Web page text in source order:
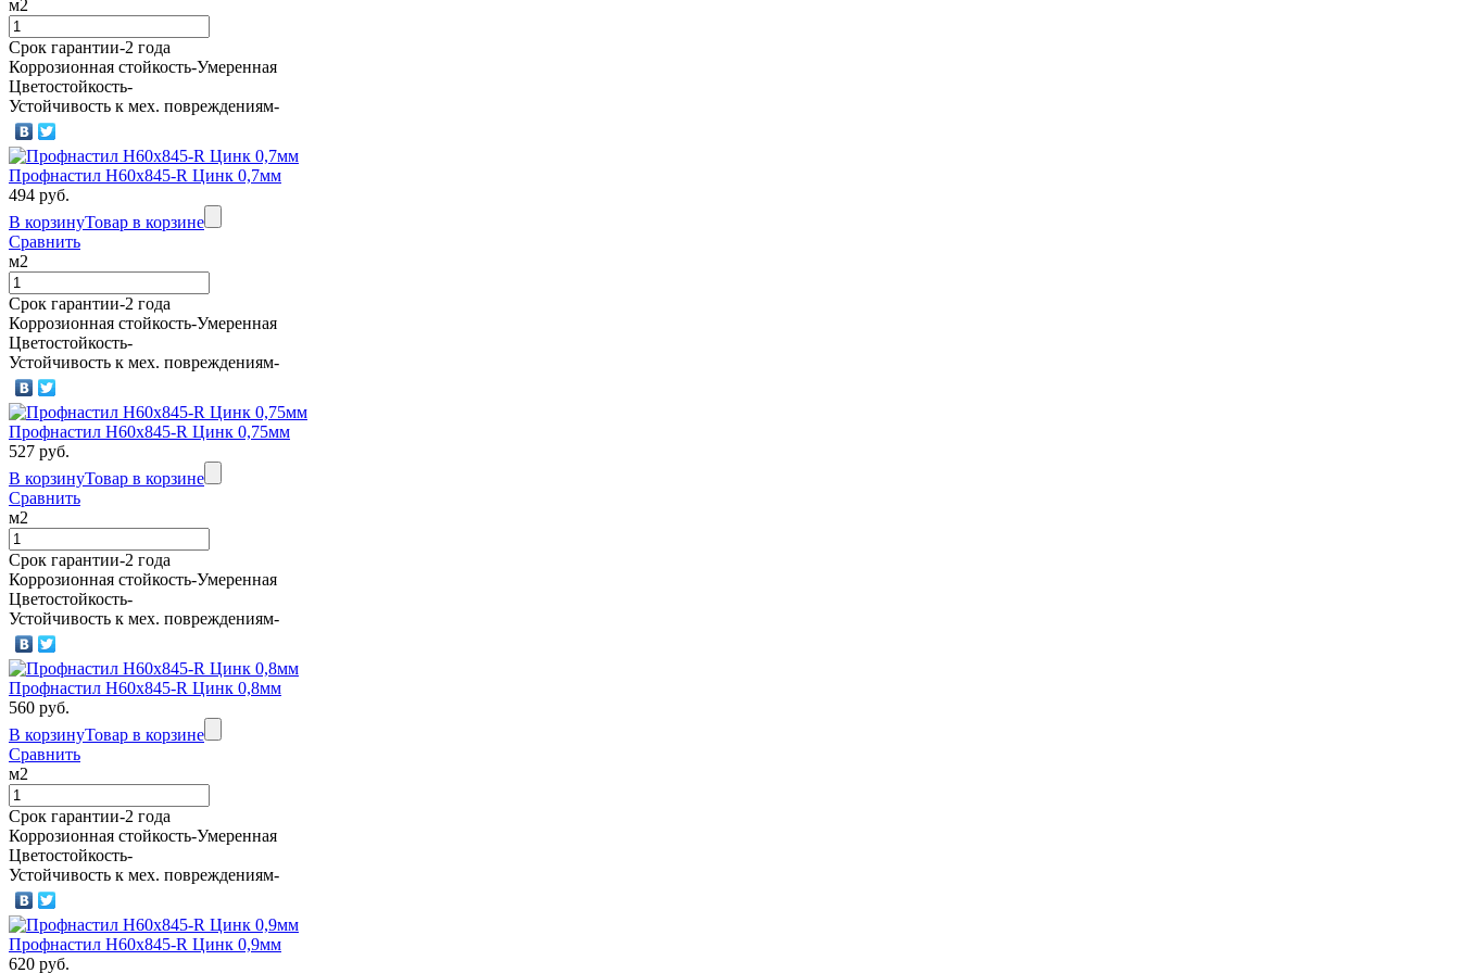
м2
Срок гарантии-2 года
Коррозионная стойкость-Умеренная
Цветостойкость-
Устойчивость к мех. повреждениям-
Профнастил Н60х845-R Цинк 0,7мм
494 руб.
В корзинуТовар в корзине
Сравнить
м2
Срок гарантии-2 года
Коррозионная стойкость-Умеренная
Цветостойкость-
Устойчивость к мех. повреждениям-
Профнастил Н60х845-R Цинк 0,75мм
527 руб.
В корзинуТовар в корзине
Сравнить
м2
Срок гарантии-2 года
Коррозионная стойкость-Умеренная
Цветостойкость-
Устойчивость к мех. повреждениям-
Профнастил Н60х845-R Цинк 0,8мм
560 руб.
В корзинуТовар в корзине
Сравнить
м2
Срок гарантии-2 года
Коррозионная стойкость-Умеренная
Цветостойкость-
Устойчивость к мех. повреждениям-
Профнастил Н60х845-R Цинк 0,9мм
620 руб.